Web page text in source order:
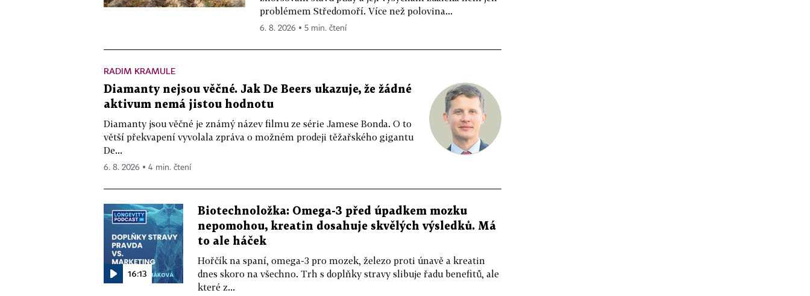
problémem Středomoří. Více než polovina...
6. 8. 2026 ▪ 5 min. čtení
RADIM KRAMULE
Diamanty nejsou věčné. Jak De Beers ukazuje, že žádné
aktivum nemá jistou hodnotu
Diamanty jsou věčné je známý název filmu ze série Jamese Bonda. O to
větší překvapení vyvolala zpráva o možném prodeji těžařského gigantu
De...
6. 8. 2026 ▪ 4 min. čtení
16:13
Biotechnoložka: Omega-3 před úpadkem mozku
nepomohou, kreatin dosahuje skvělých výsledků. Má
to ale háček
Hořčík na spaní, omega-3 pro mozek, železo proti únavě a kreatin
dnes skoro na všechno. Trh s doplňky stravy slibuje řadu benefitů, ale
které z...